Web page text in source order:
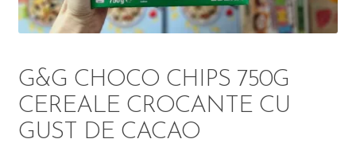
G&G CHOCO CHIPS 750G
CEREALE CROCANTE CU
GUST DE CACAO